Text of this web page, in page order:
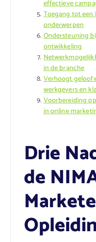
effectieve
Toegang tot een
onderwerpen
Ondersteuning
ontwikkeling
in de branche
Verhoogt
werkgevers en
Voorbereiding
in online
Drie
de